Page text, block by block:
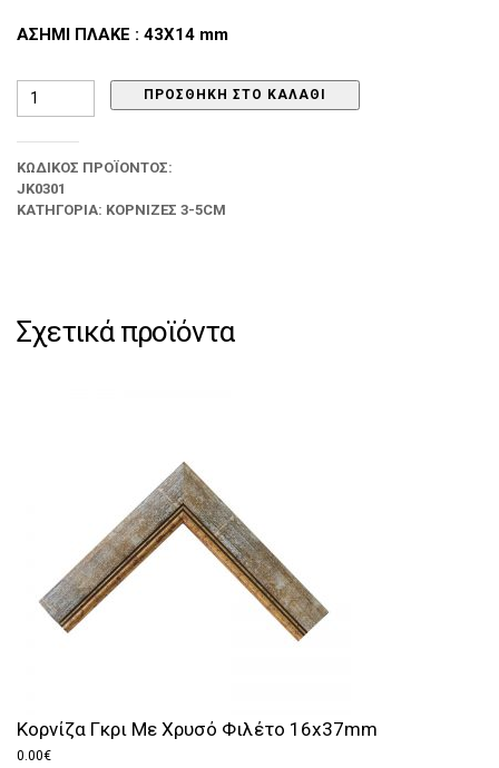
ΑΣΗΜΙ ΠΛΑΚΕ : 43Χ14 mm
Κορνίζα
Ασημί
ποσότητα
ΠΡΟΣΘΉΚΗ ΣΤΟ ΚΑΛΆΘΙ
ΚΩΔΙΚΌΣ ΠΡΟΪΌΝΤΟΣ:
JK0301
ΚΑΤΗΓΟΡΊΑ: ΚΟΡΝΊΖΕΣ 3-5CM
Σχετικά προϊόντα
Κορνίζα Γκρι Με Χρυσό Φιλέτο 16x37mm
0.00€